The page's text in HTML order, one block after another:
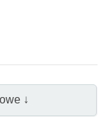
↓